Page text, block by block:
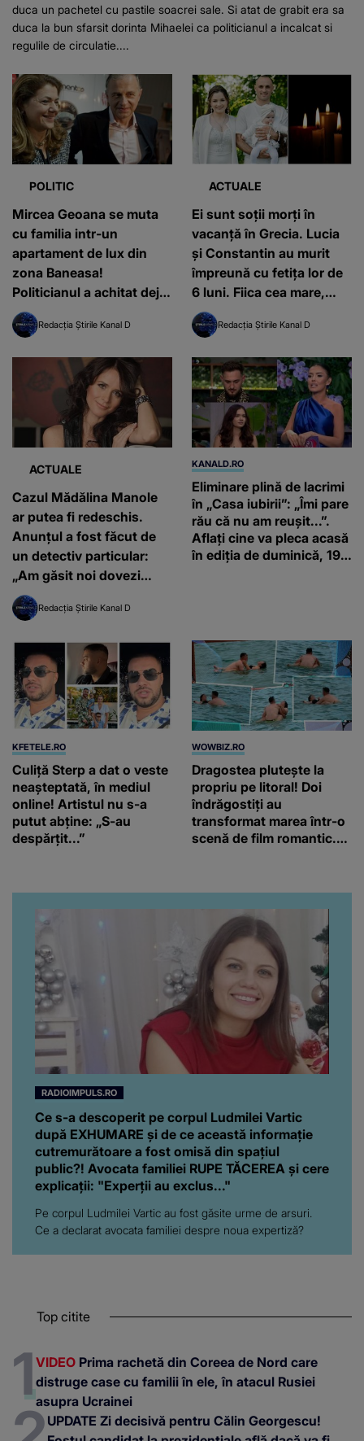
duca un pachetel cu pastile soacrei sale. Si atat de grabit era sa
duca la bun sfarsit dorinta Mihaelei ca politicianul a incalcat si
regulile de circulatie....
POLITIC
Mircea Geoana se muta
cu familia intr-un
apartament de lux din
zona Baneasa!
Politicianul a achitat deja
avansul pentru o locuinta
de 210 metri patrati, al
de 200000 de euro
Redacția Știrile Kanal D
ACTUALE
Ei sunt soții morți în
vacanță în Grecia. Lucia
și Constantin au murit
împreună cu fetița lor de
6 luni. Fiica cea mare,
grav rănită, a rămas
singură pe lume
Redacția Știrile Kanal D
ACTUALE
Cazul Mădălina Manole
ar putea fi redeschis.
Anunțul a fost făcut de
un detectiv particular:
„Am găsit noi dovezi
solide, imperios
necesare”
Redacția Știrile Kanal D
KANALD.RO
Eliminare plină de lacrimi
în „Casa iubirii”: „Îmi pare
rău că nu am reușit...”.
Aflați cine va pleca acasă
în ediția de duminică, 19
KFETELE.RO
Culiță Sterp a dat o veste
neașteptată, în mediul
online! Artistul nu s-a
putut abține: „S-au
despărțit...”
WOWBIZ.RO
Dragostea plutește la
propriu pe litoral! Doi
îndrăgostiți au
transformat marea într-o
scenă de film romantic.
RADIOIMPULS.RO
Ce s-a descoperit pe corpul Ludmilei Vartic
după EXHUMARE și de ce această informație
cutremurătoare a fost omisă din spațiul
public?! Avocata familiei RUPE TĂCEREA și cere
explicații: "Experții au exclus..."
Pe corpul Ludmilei Vartic au fost găsite urme de arsuri.
Ce a declarat avocata familiei despre noua expertiză?
Top citite
VIDEO Prima rachetă din Coreea de Nord care
distruge case cu familii în ele, în atacul Rusiei
asupra Ucrainei
UPDATE Zi decisivă pentru Călin Georgescu!